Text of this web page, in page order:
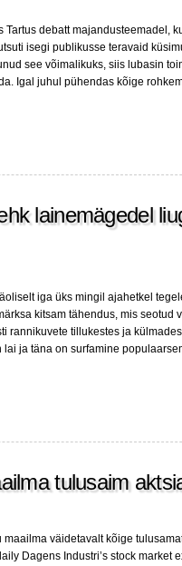
Tartus debatt majandusteemadel,
isegi publikusse teravaid
see võimalikuks, siis lubasin
Igal juhul pühendas kõige
lainemägedel
iga üks mingil ajahetkel
kitsam tähendus, mis seotud
rannikuvete tillukestes ja
ja täna on surfamine
tulusaim
maailma väidetavalt kõige
Dagens Industri’s stock market